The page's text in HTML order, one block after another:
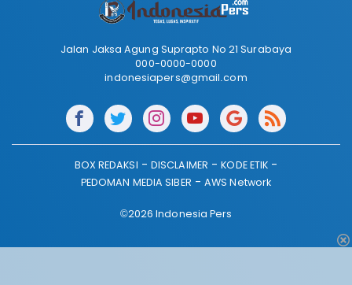
Jalan Jaksa Agung Suprapto No 21 Surabaya
000-0000-0000
indonesiapers@gmail.com
BOX REDAKSI DISCLAIMER
KODE ETIK
PEDOMAN MEDIA SIBER
AWS Network
©2026 Indonesia Pers